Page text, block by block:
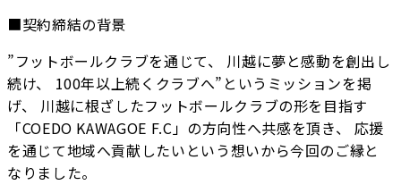
■契約締結の背景
”フットボールクラブを通じて、 川越に夢と感動を創出し
続け、 100年以上続くクラブへ”というミッションを掲
げ、 川越に根ざしたフットボールクラブの形を目指す
「COEDO KAWAGOE F.C」の方向性へ共感を頂き、 応援
を通じて地域へ貢献したいという想いから今回のご縁と
なりました。